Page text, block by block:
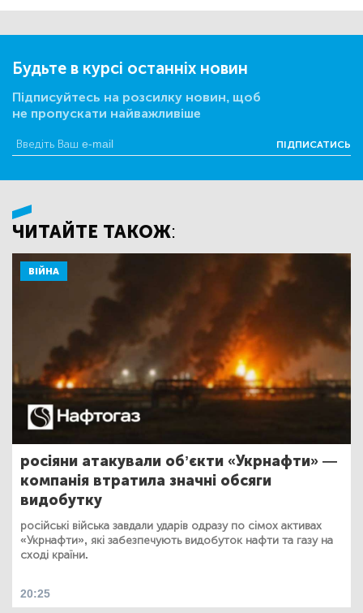
Будьте в курсі останніх новин
Підписуйтесь на розсилку новин, щоб
не пропускати найважливіше
ПІДПИСАТИСЬ
ЧИТАЙТЕ ТАКОЖ:
ВІЙНА
росіяни атакували обʼєкти «Укрнафти» —
компанія втратила значні обсяги
видобутку
російські війська завдали ударів одразу по сімох активах
«Укрнафти», які забезпечують видобуток нафти та газу на
сході країни.
20:25